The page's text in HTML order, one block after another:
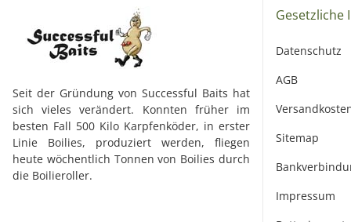
Seit der Gründung von Successful Baits hat
sich vieles verändert. Konnten früher im
besten Fall 500 Kilo Karpfenköder, in erster
Linie Boilies, produziert werden, fliegen
heute wöchentlich Tonnen von Boilies durch
die Boilieroller.
Gesetzliche
Datenschutz
AGB
Sitemap
Impressum